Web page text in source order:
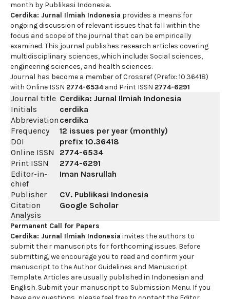
month by Publikasi Indonesia.
Cerdika: Jurnal Ilmiah Indonesia provides a means for
ongoing discussion of relevant issues that fall within the
focus and scope of the journal that can be empirically
examined. This journal publishes research articles covering
multidisciplinary sciences, which include: Social sciences,
engineering sciences, and health sciences.
Journal has become a member of Crossref (Prefix: 10.36418)
with Online ISSN 2774-6534and Print ISSN 2774-6291
Journal title Cerdika: Jurnal Ilmiah Indonesia
Initials
cerdika
Abbreviation cerdika
Frequency
12 issues per year (monthly)
DOI
prefix 10.36418
Online ISSN
2774-6534
Print ISSN
2774-6291
Editor-in-
chief
Iman Nasrullah
Publisher
CV. Publikasi Indonesia
Citation
Analysis
Google Scholar
Permanent Call for Papers
Cerdika: Jurnal Ilmiah Indonesia invites the authors to
submit their manuscripts for forthcoming issues. Before
submitting, we encourage you to read and confirm your
manuscript to the Author Guidelines and Manuscript
Template. Articles are usually published in Indonesian and
English. Submit your manuscript to Submission Menu. If you